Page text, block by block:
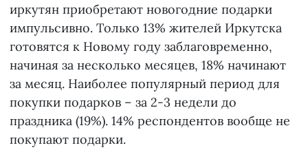
иркутян приобретают новогодние подарки
импульсивно. Только 13% жителей Иркутска
готовятся к Новому году заблаговременно,
начиная за несколько месяцев, 18% начинают
за месяц. Наиболее популярный период для
покупки подарков – за 2-3 недели до
праздника (19%). 14% респондентов вообще не
покупают подарки.